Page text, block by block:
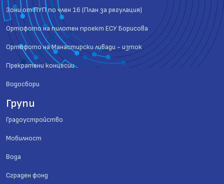
Зони от ПУП по член 16 (План за регулация)
Ортофото на пилотен проект ЕСУ Борисова
Ортофото на Манастирски ливади - изток
Прекратени концесии
Водосбори
Групи
Градоустройство
Мобилност
Вода
Сграден фонд